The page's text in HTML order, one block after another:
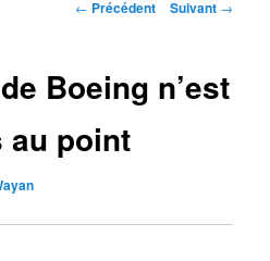
Navigation
← Précédent Suivant →
Boeing n’est
au point